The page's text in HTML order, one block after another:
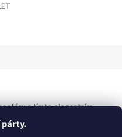
párty.
s tímto elegantním
růžové barvě! Závěs o
dekoraci dveří, oken nebo